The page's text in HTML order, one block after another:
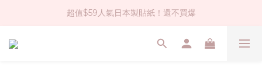
社群大人氣！各種有趣的打洞器
超值$59人氣日本製貼紙！還不買爆
全店$1500免運(台灣地區)